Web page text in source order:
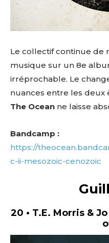
Le collectif continue de
musique sur un 8e
irréprochable. Le
nuances entre les
The Ocean ne laisse
Bandcamp :
https://
c-ii-mesozoic-cenozoic
20 • T.E. Morris &